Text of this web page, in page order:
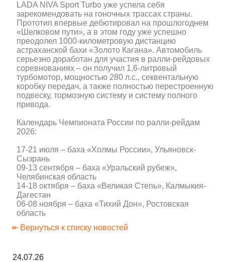
LADA NIVA Sport Turbo уже успела себя
зарекомендовать на гоночных трассах страны.
Прототип впервые дебютировал на прошлогоднем
«Шелковом пути», а в этом году уже успешно
преодолел 1000-километровую дистанцию
астраханской бахи «Золото Кагана». Автомобиль
серьезно доработан для участия в ралли-рейдовых
соревнованиях – он получил 1,6-литровый
турбомотор, мощностью 280 л.с., секвентальную
коробку передач, а также полностью перестроенную
подвеску, тормозную систему и систему полного
привода.
Календарь Чемпионата России по ралли-рейдам
2026:
17-21 июля – баха «Холмы России», Ульяновск-
Сызрань
09-13 сентября – баха «Уральский рубеж»,
Челябинская область
14-18 октября – баха «Великая Степь», Калмыкия-
Дагестан
06-08 ноября – баха «Тихий Дон», Ростовская
область
↞ Вернуться к списку новостей
24.07.26